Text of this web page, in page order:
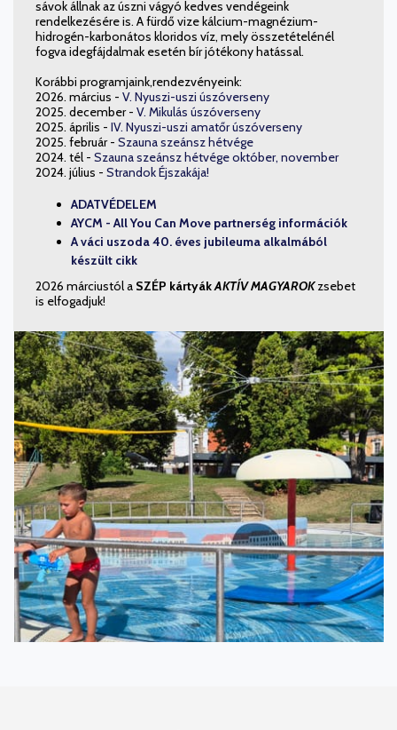
sávok állnak az úszni vágyó kedves vendégeink
rendelkezésére is. A fürdő vize kálcium-magnézium-
hidrogén-karbonátos kloridos víz, mely összetételénél
fogva idegfájdalmak esetén bír jótékony hatással.
Korábbi programjaink,rendezvényeink:
2026. ​március - V. Nyuszi-uszi úszóverseny
2025. december - V. Mikulás úszóverseny
2025. április - IV. Nyuszi-uszi amatőr úszóverseny
2025. február - Szauna szeánsz hétvége
2024. tél - Szauna szeánsz hétvége október, november
2024. július - Strandok Éjszakája!
ADATVÉDELEM
AYCM - All You Can Move partnerség információk
A váci uszoda 40. éves jubileuma alkalmából
készült cikk
2026 márciustól a SZÉP kártyákAKTÍV MAGYAROKzsebet
is elfogadjuk!